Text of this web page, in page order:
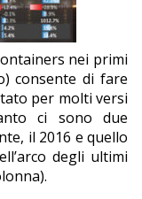
nei primi
consente di fare
per molti versi
ci sono due
il 2016 e quello
degli ultimi